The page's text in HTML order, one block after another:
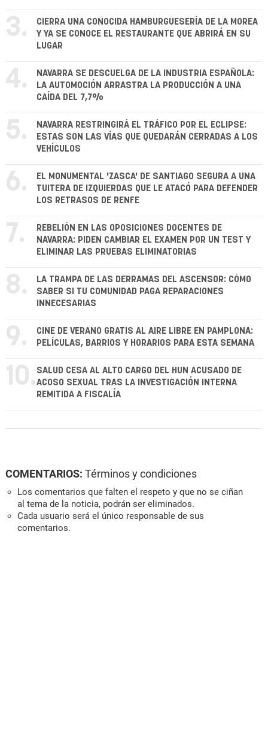
3.
CIERRA UNA CONOCIDA HAMBURGUESERÍA DE LA MOREA
Y YA SE CONOCE EL RESTAURANTE QUE ABRIRÁ EN SU
LUGAR
4.
NAVARRA SE DESCUELGA DE LA INDUSTRIA ESPAÑOLA:
LA AUTOMOCIÓN ARRASTRA LA PRODUCCIÓN A UNA
CAÍDA DEL 7,7%
5.
NAVARRA RESTRINGIRÁ EL TRÁFICO POR EL ECLIPSE:
ESTAS SON LAS VÍAS QUE QUEDARÁN CERRADAS A LOS
VEHÍCULOS
6.
EL MONUMENTAL 'ZASCA' DE SANTIAGO SEGURA A UNA
TUITERA DE IZQUIERDAS QUE LE ATACÓ PARA DEFENDER
LOS RETRASOS DE RENFE
7.
REBELIÓN EN LAS OPOSICIONES DOCENTES DE
NAVARRA: PIDEN CAMBIAR EL EXAMEN POR UN TEST Y
ELIMINAR LAS PRUEBAS ELIMINATORIAS
8.
LA TRAMPA DE LAS DERRAMAS DEL ASCENSOR: CÓMO
SABER SI TU COMUNIDAD PAGA REPARACIONES
INNECESARIAS
9.
CINE DE VERANO GRATIS AL AIRE LIBRE EN PAMPLONA:
PELÍCULAS, BARRIOS Y HORARIOS PARA ESTA SEMANA
10. SALUD CESA AL ALTO CARGO DEL HUN ACUSADO DE
ACOSO SEXUAL TRAS LA INVESTIGACIÓN INTERNA
REMITIDA A FISCALÍA
COMENTARIOS: Términos y condiciones
Los comentarios que falten el respeto y que no se ciñan
al tema de la noticia, podrán ser eliminados.
Cada usuario será el único responsable de sus
comentarios.